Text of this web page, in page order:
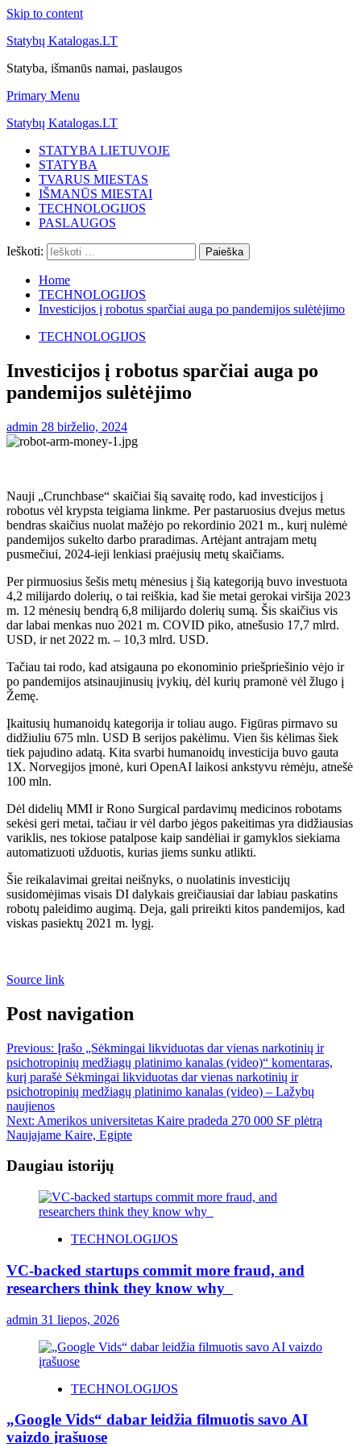
Skip to content
Statybų Katalogas.LT
Statyba, išmanūs namai, paslaugos
Primary Menu
Statybų Katalogas.LT
STATYBA LIETUVOJE
STATYBA
TVARUS MIESTAS
IŠMANŪS MIESTAI
TECHNOLOGIJOS
PASLAUGOS
Ieškoti:
Home
TECHNOLOGIJOS
Investicijos į robotus sparčiai auga po pandemijos sulėtėjimo
TECHNOLOGIJOS
Investicijos į robotus sparčiai auga po
pandemijos sulėtėjimo
admin 28 birželio, 2024
Nauji „Crunchbase“ skaičiai šią savaitę rodo, kad investicijos į
robotus vėl krypsta teigiama linkme. Per pastaruosius dvejus metus
bendras skaičius nuolat mažėjo po rekordinio 2021 m., kurį nulėmė
pandemijos sukelto darbo praradimas. Artėjant antrajam metų
pusmečiui, 2024-ieji lenkiasi praėjusių metų skaičiams.
Per pirmuosius šešis metų mėnesius į šią kategoriją buvo investuota
4,2 milijardo dolerių, o tai reiškia, kad šie metai gerokai viršija 2023
m. 12 mėnesių bendrą 6,8 milijardo dolerių sumą. Šis skaičius vis
dar labai menkas nuo 2021 m. COVID piko, atnešusio 17,7 mlrd.
USD, ir net 2022 m. – 10,3 mlrd. USD.
Tačiau tai rodo, kad atsigauna po ekonominio priešpriešinio vėjo ir
po pandemijos atsinaujinusių įvykių, dėl kurių pramonė vėl žlugo į
Žemę.
Įkaitusių humanoidų kategorija ir toliau augo. Figūras pirmavo su
didžiuliu 675 mln. USD B serijos pakėlimu. Vien šis kėlimas šiek
tiek pajudino adatą. Kita svarbi humanoidų investicija buvo gauta
1X. Norvegijos įmonė, kuri OpenAI laikosi ankstyvu rėmėju, atnešė
100 mln.
Dėl didelių MMI ir Rono Surgical pardavimų medicinos robotams
sekėsi geri metai, tačiau ir vėl darbo jėgos pakeitimas yra didžiausias
variklis, nes tokiose patalpose kaip sandėliai ir gamyklos siekiama
automatizuoti užduotis, kurias jiems sunku atlikti.
Šie reikalavimai greitai neišnyks, o nuolatinis investicijų
susidomėjimas visais DI dalykais greičiausiai dar labiau paskatins
robotų paleidimo augimą. Deja, gali prireikti kitos pandemijos, kad
viskas pasiektų 2021 m. lygį.
Source link
Post navigation
Previous: Įrašo „Sėkmingai likviduotas dar vienas narkotinių ir
psichotropinių medžiagų platinimo kanalas (video)“ komentaras,
kurį parašė Sėkmingai likviduotas dar vienas narkotinių ir
psichotropinių medžiagų platinimo kanalas (video) – Lažybų
naujienos
Next: Amerikos universitetas Kaire pradeda 270 000 SF plėtrą
Naujajame Kaire, Egipte
Daugiau istorijų
TECHNOLOGIJOS
VC-backed startups commit more fraud, and
researchers think they know why
admin 31 liepos, 2026
TECHNOLOGIJOS
„Google Vids“ dabar leidžia filmuotis savo AI
vaizdo įrašuose